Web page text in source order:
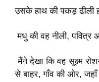
उसके हाथ की पकड़ ढीली
मधु की वह नीली, पवित्र
मैंने देखा कि वह सूक्ष्म
से बाहर, गाँव की ओर,